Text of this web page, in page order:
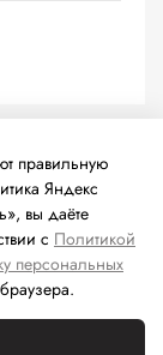
анализа
сети
правильную
Яндекс
вы даёте
с Политикой
персональных